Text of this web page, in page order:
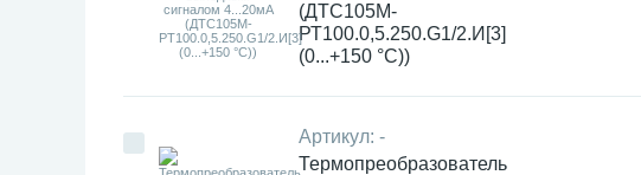
(ДТС105М-
РТ100.0,5.250.G1/2.И[3]
(0...+150 °С))
Артикул: -
Термопреобразователь